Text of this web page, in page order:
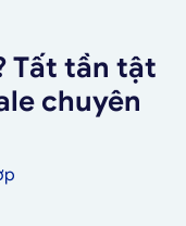
Tất tần tật
chuyên